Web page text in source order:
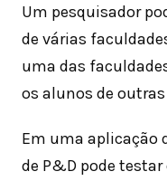
Um pesquisador
de várias
uma das
os alunos de
Em uma aplicação
de P&D pode